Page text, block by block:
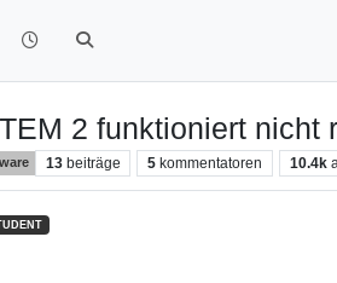
2 funktioniert nicht
13 beiträge 5 kommentatoren 10.4k